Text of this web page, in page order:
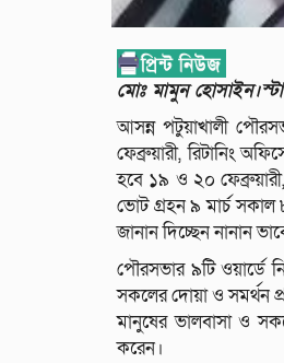
মোঃ মামুন
আসন্ন পটুয়াখালী
ফেব্রুয়ারী, রিটানিং
হবে ১৯ ও ২০ ফেব্রুয়ারী,
ভোট গ্রহন ৯ মার্চ সকাল
জানান দিচ্ছেন নানান
পৌরসভার ৯টি ওয়ার্ডে
সকলের দোয়া ও সমর্থন
মানুষের ভালবাসা ও
করেন।